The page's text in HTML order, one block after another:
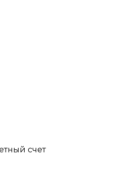
счет